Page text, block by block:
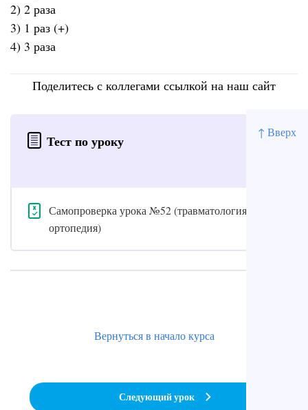
↑ Вверх
2) 2 раза
3) 1 раз (+)
4) 3 раза
Поделитесь с коллегами ссылкой на наш сайт
Тест по уроку
Самопроверка урока №52 (травматология и
ортопедия)
Вернуться в начало курса
Следующий урок